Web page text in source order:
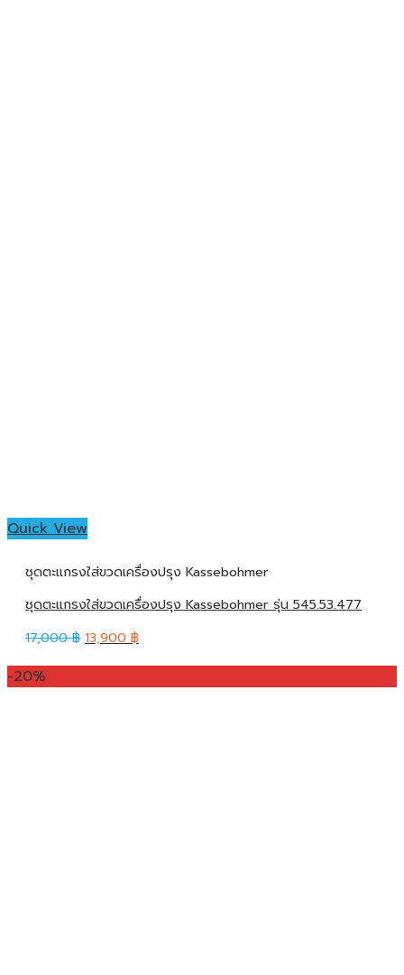
Quick View
ชุดตะแกรงใส่ขวดเครื่องปรุง Kassebohmer
ชุดตะแกรงใส่ขวดเครื่องปรุง Kassebohmer รุ่น 545.53.477
17,000฿ 13,900 ฿
-20%